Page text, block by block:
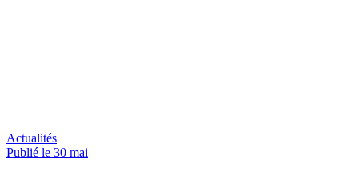
Actualités
Publié le 30 mai